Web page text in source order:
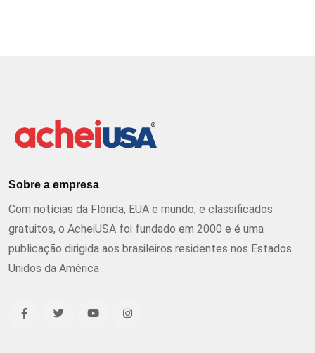
Sobre a empresa
Com notícias da Flórida, EUA e mundo, e classificados
gratuitos, o AcheiUSA foi fundado em 2000 e é uma
publicação dirigida aos brasileiros residentes nos Estados
Unidos da América